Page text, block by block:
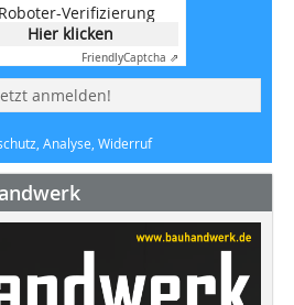
Verifizierung
Hier klicken
FriendlyCaptcha ⇗
anmelden!
Analyse, Widerruf